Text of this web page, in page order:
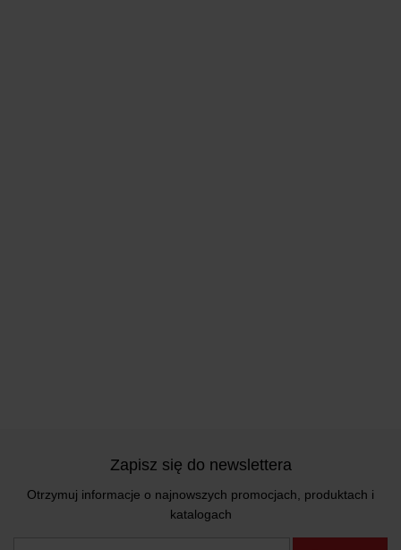
Zapisz się do newslettera
Otrzymuj informacje o najnowszych promocjach, produktach i
katalogach